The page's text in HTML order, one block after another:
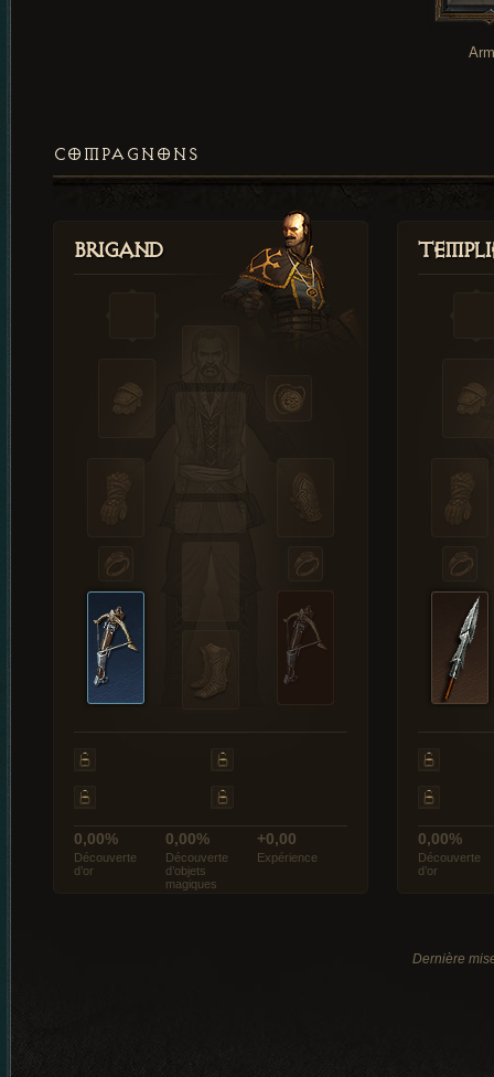
COMPAGNONS
Brigand
0,00%
Découverte
d’or
0,00%
Découverte
d’objets
magiques
+0,00
Expérience
0,00%
Découverte
d’or
Dernière